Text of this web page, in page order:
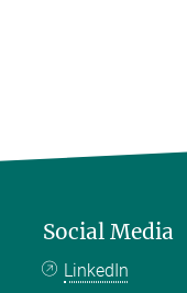
Social Media
LinkedIn